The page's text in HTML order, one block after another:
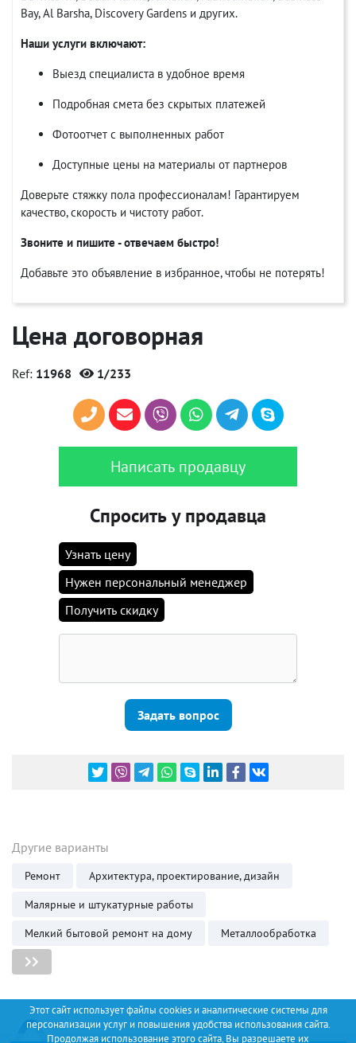
Этот сайт использует файлы cookies и аналитические системы для
персонализации услуг и повышения удобства использования сайта.
Продолжая использование этого сайта, Вы разрешаете их
Bay, Al Barsha, Discovery Gardens и других.
Наши услуги включают:
Выезд специалиста в удобное время
Подробная смета без скрытых платежей
Фотоотчет с выполненных работ
Доступные цены на материалы от партнеров
Доверьте стяжку пола профессионалам! Гарантируем
качество, скорость и чистоту работ.
Звоните и пишите - отвечаем быстро!
Добавьте это объявление в избранное, чтобы не потерять!
Цена договорная
Ref: 11968 1/233
Написать продавцу
Спросить у продавца
Узнать цену
Нужен персональный менеджер
Получить скидку
Задать вопрос
Другие варианты
Ремонт
Архитектура, проектирование, дизайн
Малярные и штукатурные работы
Мелкий бытовой ремонт на дому
Металлообработка